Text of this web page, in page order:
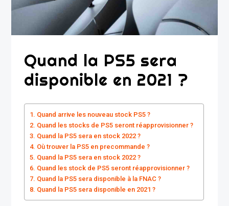
Quand la PS5 sera
disponible en 2021 ?
Quand arrive les nouveau stock PS5 ?
Quand les stocks de PS5 seront réapprovisionner ?
Quand la PS5 sera en stock 2022 ?
Où trouver la PS5 en precommande ?
Quand la PS5 sera en stock 2022 ?
Quand les stock de PS5 seront réapprovisionner ?
Quand la PS5 sera disponible à la FNAC ?
Quand la PS5 sera disponible en 2021 ?